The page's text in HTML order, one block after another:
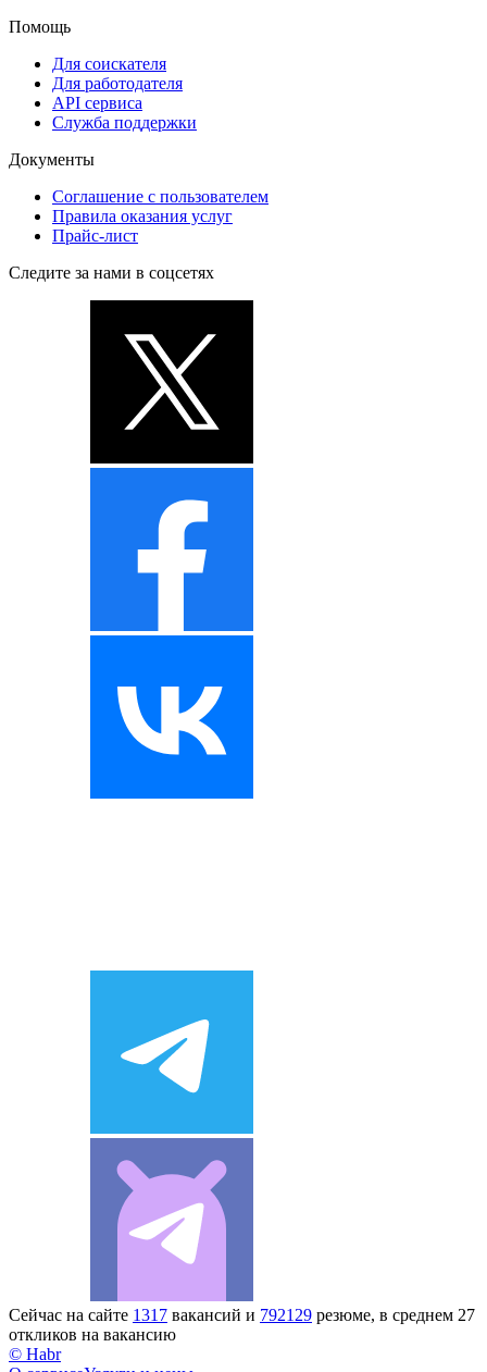
Помощь
Для соискателя
Для работодателя
API сервиса
Служба поддержки
Документы
Соглашение с пользователем
Правила оказания услуг
Прайс-лист
Следите за нами в соцсетях
Сейчас на сайте 1317 вакансий и 792129 резюме, в среднем 27
откликов на вакансию
© Habr